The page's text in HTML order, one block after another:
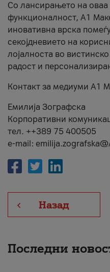
Со лансирањето на
функционалност, А1
иновативна врска
секојдневието на
лојалноста во
радост и
Контакт за медиуми А1
Емилија Зографска
Корпоративни
тел. ++389 75 400505
e-mail:
Назад
Последни